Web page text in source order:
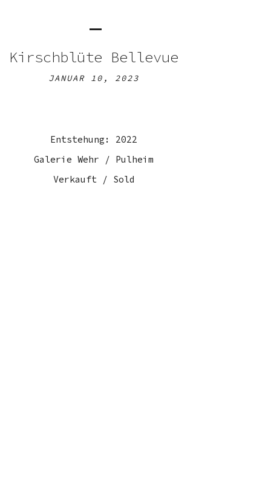
Kirschblüte Bellevue
JANUAR 10, 2023
Entstehung: 2022
Galerie Wehr / Pulheim
Verkauft / Sold